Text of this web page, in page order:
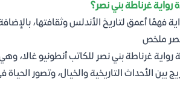
رواية غرناطة بني نصر؟
فهمًا أعمق لتاريخ الأندلس وثقافتها،
ملخص
رواية غرناطة بني نصر للكاتب أنطونيو